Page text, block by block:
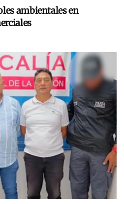
ambientales en